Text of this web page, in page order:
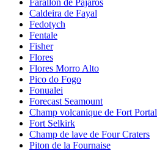
Caldeira de Fayal
Fedotych
Fentale
Fisher
Flores
Flores Morro Alto
Pico do Fogo
Fonualei
Forecast Seamount
Champ volcanique de Fort Portal
Fort Selkirk
Champ de lave de Four Craters
Piton de la Fournaise